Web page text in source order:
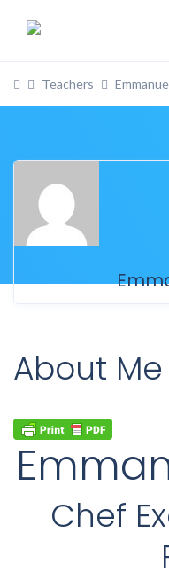
Teachers
About Me
Chef